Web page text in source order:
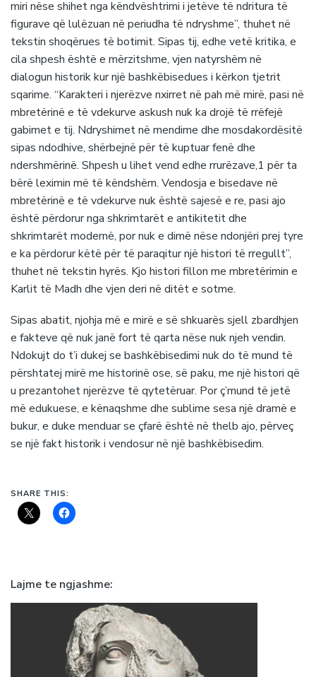
miri nëse shihet nga këndvështrimi i jetëve të ndritura të
figurave që lulëzuan në periudha të ndryshme”, thuhet në
tekstin shoqërues të botimit. Sipas tij, edhe vetë kritika, e
cila shpesh është e mërzitshme, vjen natyrshëm në
dialogun historik kur një bashkëbisedues i kërkon tjetrit
sqarime. “Karakteri i njerëzve nxirret në pah më mirë, pasi në
mbretërinë e të vdekurve askush nuk ka drojë të rrëfejë
gabimet e tij. Ndryshimet në mendime dhe mosdakordësitë
sipas ndodhive, shërbejnë për të kuptuar fenë dhe
ndershmërinë. Shpesh u lihet vend edhe rrurëzave,1 për ta
bërë leximin më të këndshëm. Vendosja e bisedave në
mbretërinë e të vdekurve nuk është sajesë e re, pasi ajo
është përdorur nga shkrimtarët e antikitetit dhe
shkrimtarët modernë, por nuk e dimë nëse ndonjëri prej tyre
e ka përdorur këtë për të paraqitur një histori të rregullt”,
thuhet në tekstin hyrës. Kjo histori fillon me mbretërimin e
Karlit të Madh dhe vjen deri në ditët e sotme.
Sipas abatit, njohja më e mirë e së shkuarës sjell zbardhjen
e fakteve që nuk janë fort të qarta nëse nuk njeh vendin.
Ndokujt do t’i dukej se bashkëbisedimi nuk do të mund të
përshtatej mirë me historinë ose, së paku, me një histori që
u prezantohet njerëzve të qytetëruar. Por ç’mund të jetë
më edukuese, e kënaqshme dhe sublime sesa një dramë e
bukur, e duke menduar se çfarë është në thelb ajo, përveç
se një fakt historik i vendosur në një bashkëbisedim.
SHARE THIS:
Lajme te ngjashme